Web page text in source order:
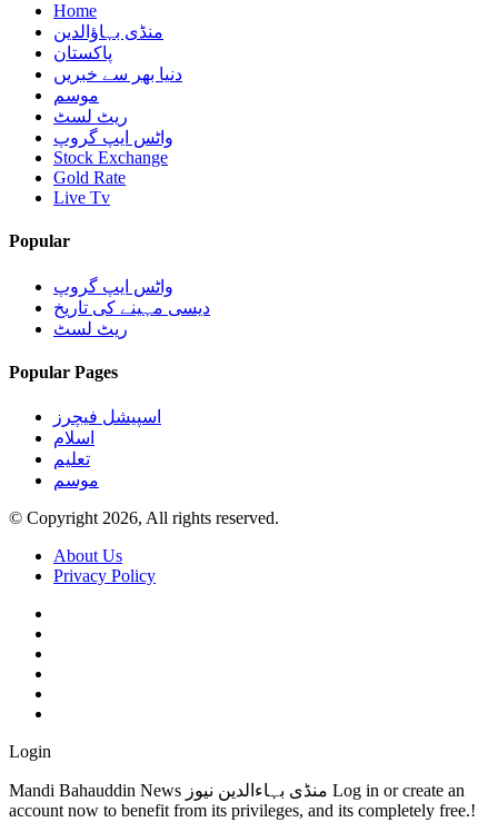
Home
منڈی بہاؤالدین
پاکستان
دنیا بھر سے خبریں
موسم
ریٹ لسٹ
واٹس ایپ گروپ
Stock Exchange
Gold Rate
Live Tv
Popular
واٹس ایپ گروپ
دیسی مہینے کی تاریخ
ریٹ لسٹ
Popular Pages
اسپیشل فیچرز
اسلام
تعلیم
موسم
© Copyright 2026, All rights reserved.
About Us
Privacy Policy
Login
Mandi Bahauddin News منڈی بہاءالدین نیوز Log in or create an
account now to benefit from its privileges, and its completely free.!